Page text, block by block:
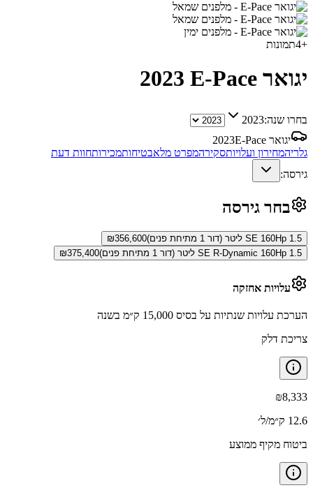
+
4תמונות
יגואר E-Pace 2023
בחרו שנה:2023
יגואר E-Pace
2023
גלריהמחירון ועלויותסקירהמפרט מלאבטיחותמכירותחוות דעת
גירסה:
בחר גירסה
SE 160Hp 1.5 ליטר (דור 1 מתיחת פנים) ₪356,600
SE R-Dynamic 160Hp 1.5 ליטר (דור 1 מתיחת פנים)
₪375,400
עלויות אחזקה
הערכת עלויות שנתיות על בסיס 15,000 ק״מ בשנה
צריכת דלק
₪8,333
12.6 ק״מ/ל׳
ביטוח מקיף ממוצע